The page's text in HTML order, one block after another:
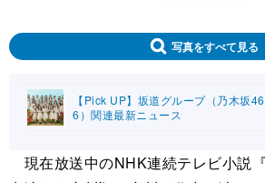
写真をすべて見る
【Pick UP】坂道グループ（乃木坂
6）関連最新ニュース
現在放送中のNHK連続テレビ小説